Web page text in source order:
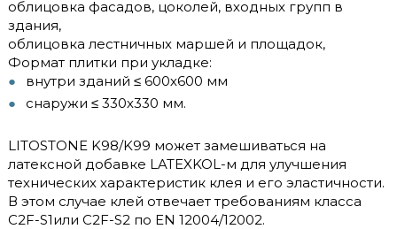
облицовка фасадов, цоколей, входных групп в
здания,
облицовка лестничных маршей и площадок,
Формат плитки при укладке:
внутри зданий ≤ 600х600 мм
снаружи ≤ 330х330 мм.
LITOSTONE K98/K99 может замешиваться на
латексной добавке LATEXKOL-м для улучшения
технических характеристик клея и его эластичности.
В этом случае клей отвечает требованиям класса
C2F-S1или C2F-S2 по EN 12004/12002.